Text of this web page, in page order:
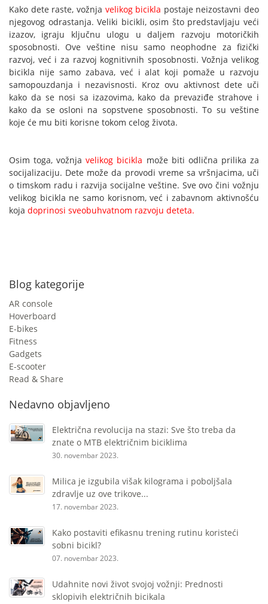
Blog kategorije
AR console
Hoverboard
E-bikes
Fitness
Gadgets
E-scooter
Read & Share
Nedavno objavljeno
Električna revolucija na stazi: Sve što treba da
znate o MTB električnim biciklima
30. novembar 2023.
Milica je izgubila višak kilograma i poboljšala
zdravlje uz ove trikove...
17. novembar 2023.
Kako postaviti efikasnu trening rutinu koristeći
sobni bicikl?
07. novembar 2023.
Udahnite novi život svojoj vožnji: Prednosti
sklopivih električnih bicikala
Kako dete raste, vožnja velikog bicikla postaje neizostavni deo
njegovog odrastanja. Veliki bicikli, osim što predstavljaju veći
izazov, igraju ključnu ulogu u daljem razvoju motoričkih
sposobnosti. Ove veštine nisu samo neophodne za fizički
razvoj, već i za razvoj kognitivnih sposobnosti. Vožnja velikog
bicikla nije samo zabava, već i alat koji pomaže u razvoju
samopouzdanja i nezavisnosti. Kroz ovu aktivnost dete uči
kako da se nosi sa izazovima, kako da prevaziđe strahove i
kako da se osloni na sopstvene sposobnosti. To su veštine
koje će mu biti korisne tokom celog života.
Osim toga, vožnjavelikog bicikla može biti odlična prilika za
socijalizaciju. Dete može da provodi vreme sa vršnjacima, uči
o timskom radu i razvija socijalne veštine. Sve ovo čini vožnju
velikog bicikla ne samo korisnom, već i zabavnom aktivnošću
koja doprinosi sveobuhvatnom razvoju deteta.